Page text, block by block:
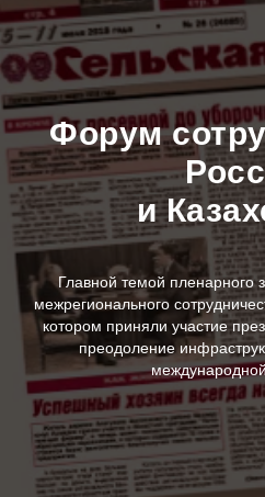
Форум
и
Главной темой пленарного
межрегионального
котором приняли участие
преодоление